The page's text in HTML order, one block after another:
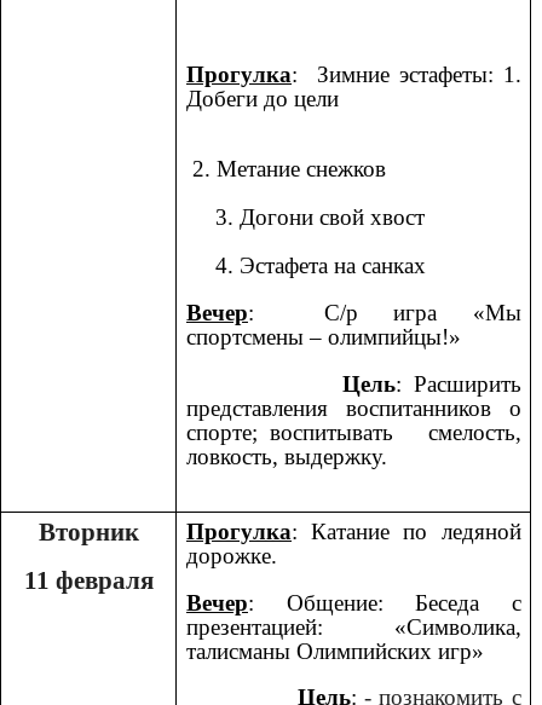
Прогулка: Зимние эстафеты: 1.
Добеги до цели
2. Метание снежков
3. Догони свой хвост
4. Эстафета на санках
Вечер: С/р игра «Мы
спортсмены – олимпийцы!»
Цель: Расширить
представления воспитанников о
спорте; воспитывать смелость,
ловкость, выдержку.
Вторник
11 февраля
Прогулка: Катание по ледяной
дорожке.
Вечер: Общение: Беседа с
презентацией: «Символика,
талисманы Олимпийских игр»
Цель:- познакомить с